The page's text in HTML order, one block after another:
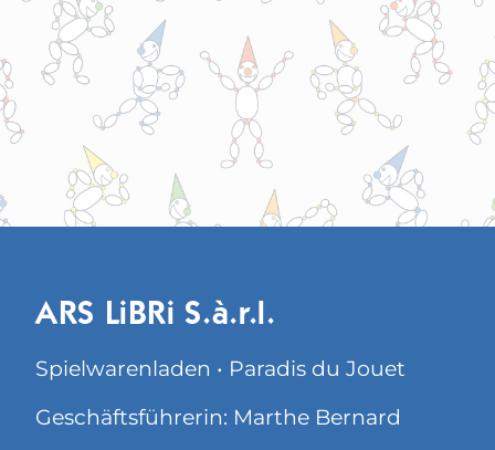
ARS LiBRi S.à.r.l.
Spielwarenladen • Paradis du Jouet
Geschäftsführerin: Marthe Bernard